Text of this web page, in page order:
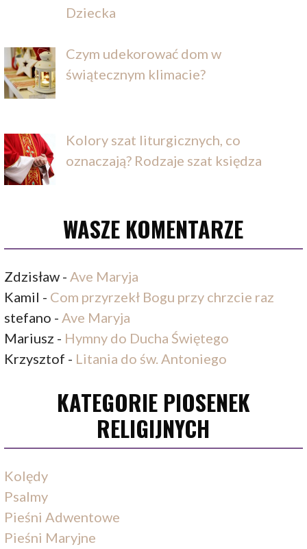
Dziecka
Czym udekorować dom w
świątecznym klimacie?
Kolory szat liturgicznych, co
oznaczają? Rodzaje szat księdza
WASZE KOMENTARZE
Zdzisław -Ave Maryja
Kamil - Com przyrzekł Bogu przy chrzcie raz
stefano -Ave Maryja
Mariusz - Hymny do Ducha Świętego
Krzysztof - Litania do św. Antoniego
KATEGORIE PIOSENEK
RELIGIJNYCH
Kolędy
Psalmy
Pieśni Adwentowe
Pieśni Maryjne